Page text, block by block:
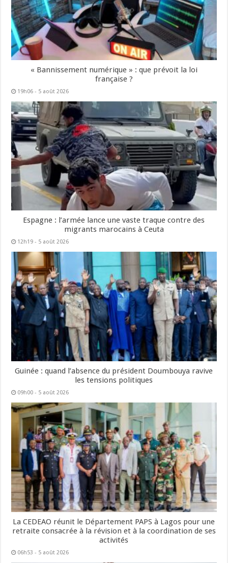
« Bannissement numérique » : que prévoit la loi
française ?
19h06 - 5 août 2026
Espagne : l’armée lance une vaste traque contre des
migrants marocains à Ceuta
12h19 - 5 août 2026
Guinée : quand l’absence du président Doumbouya ravive
les tensions politiques
09h00 - 5 août 2026
La CEDEAO réunit le Département PAPS à Lagos pour une
retraite consacrée à la révision et à la coordination de ses
activités
06h53 - 5 août 2026